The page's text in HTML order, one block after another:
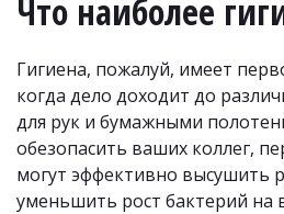
Что наиболее
Гигиена, пожалуй, имеет
когда дело доходит до
для рук и бумажными
обезопасить ваших коллег,
могут эффективно высушить
уменьшить рост бактерий на